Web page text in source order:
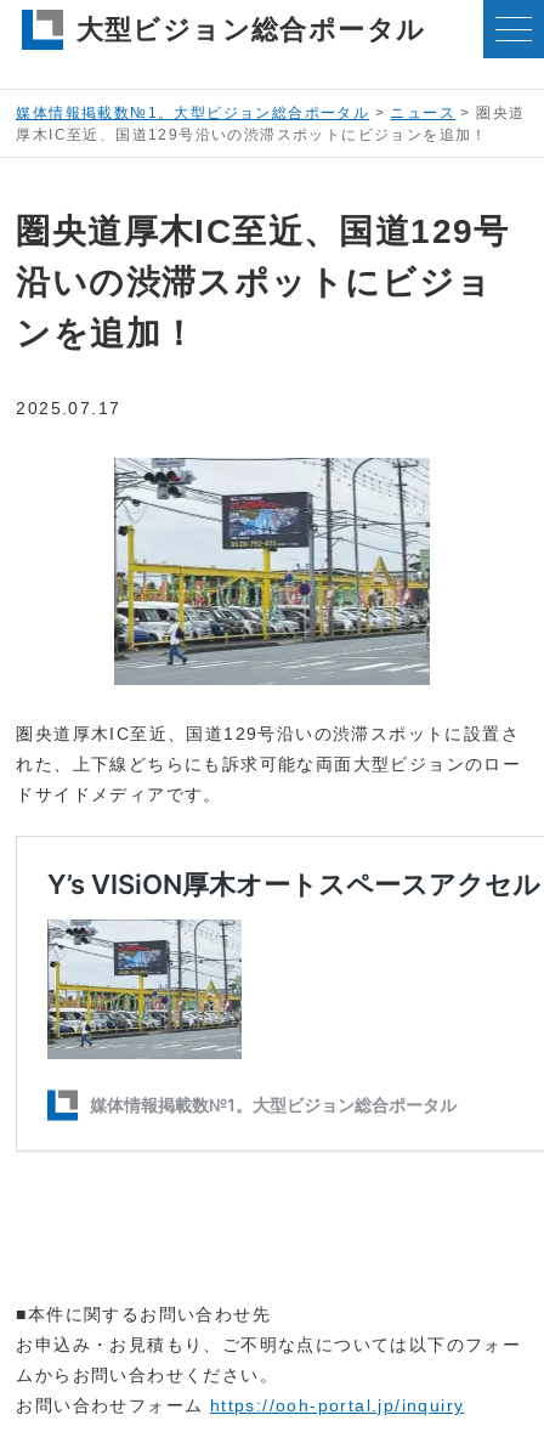
大型ビジョン総合ポータル
媒体情報掲載数№1。大型ビジョン総合ポータル > ニュース >圏央道
厚木IC至近、国道129号沿いの渋滞スポットにビジョンを追加！
圏央道厚木IC至近、国道129号
沿いの渋滞スポットにビジョ
ンを追加！
2025.07.17
圏央道厚木IC至近、国道129号沿いの渋滞スポットに設置さ
れた、上下線どちらにも訴求可能な両面大型ビジョンのロー
ドサイドメディアです。
■本件に関するお問い合わせ先
お申込み・お見積もり、ご不明な点については以下のフォー
ムからお問い合わせください。
お問い合わせフォーム https://ooh-portal.jp/inquiry